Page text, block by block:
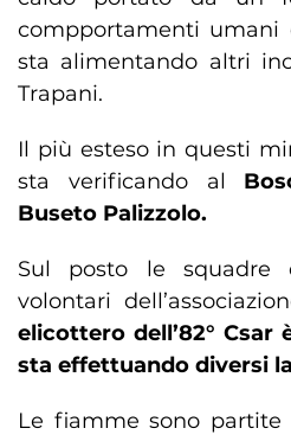
compportamenti umani
sta alimentando altri
Trapani.
Il più esteso in questi
sta verificando al
Buseto Palizzolo.
Sul posto le squadre
volontari
elicottero dell’82° Csar
sta effettuando diversi
Le fiamme sono partite